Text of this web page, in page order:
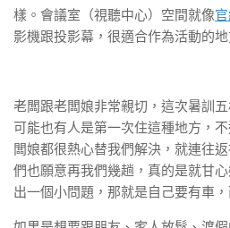
樣。會議室（視聽中心）空間就像
影機跟投影幕，很適合作為活動的地
老闆跟老闆娘非常親切，這次暑訓
可能也有人是第一次住這種地方，
闆娘都很熱心替我們解決，就連往
們也願意再我們幾趟，真的是就甘
出一個小問題，那就是自己要有車